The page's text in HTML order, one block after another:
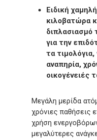
Ειδική
κιλοβατώρα
διπλασιασμό
για την
τα
αναπηρία,
οικογένειές
Μεγάλη μερίδα
χρόνιες παθήσεις
χρήση
μεγαλύτερες